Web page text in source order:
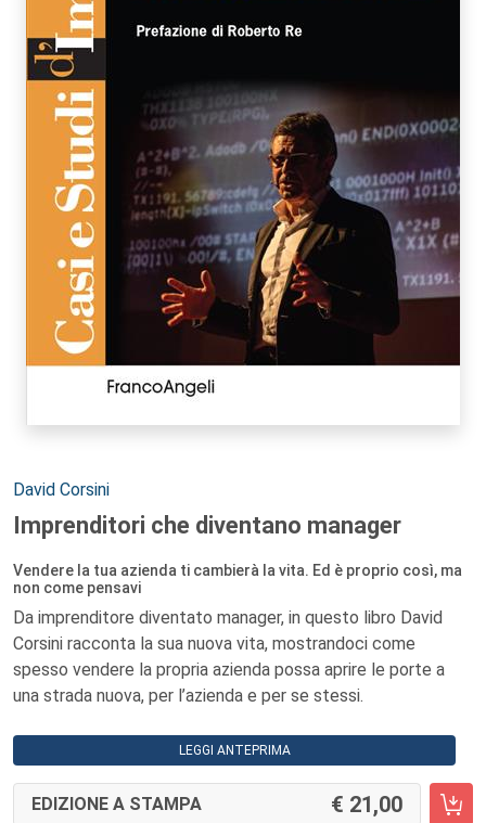
Autori:
David Corsini
Imprenditori che diventano manager
Vendere la tua azienda ti cambierà la vita. Ed è proprio così, ma
non come pensavi
Da imprenditore diventato manager, in questo libro David
Corsini racconta la sua nuova vita, mostrandoci come
spesso vendere la propria azienda possa aprire le porte a
una strada nuova, per l’azienda e per se stessi.
LEGGI ANTEPRIMA
EDIZIONE A STAMPA 21,00